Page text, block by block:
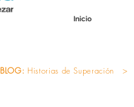
Inicio
BLOG: Historias de Superación >